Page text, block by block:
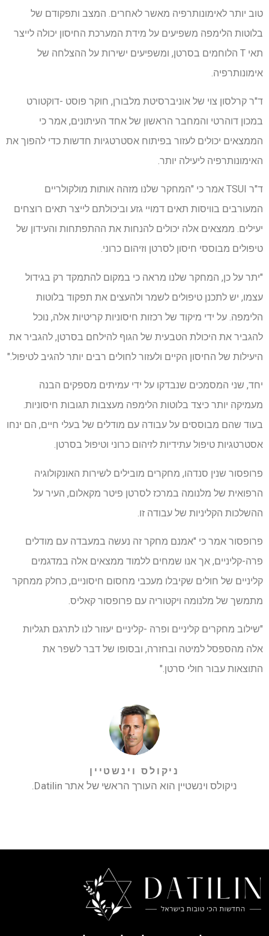
טוב יותר לאימונותרפיה מאשר לאחרים. המצב ותפקודם של
בלוטות הלימפה משפיעים על מידת המערכת החיסון יכולה לייצר
תאי T הלוחמים בסרטן, ומשפיעים ישירות על ההצלחה של
אימונותרפיה.
ד"ר קרלסון צוי של אוניברסיטת מלבורן, חוקר פוסט -דוקטורט
במכון דוהרטי והמחבר הראשון של אחד העיתונים, אמר כי
הממצאים יכולים לעזור בפיתוח אסטרטגיות חדשות כדי להפוך את
האימונותרפיה ליעילה יותר.
ד"ר TSUI אמר כי "המחקר שלנו מזהה אותות מולקולריים
המעורבים בוויסות תאים דמויי גזע וביכולתם לייצר תאים רוצחים
יעילים. ממצאים אלה יכולים להנחות את ההתפתחות והעידון של
טיפולים מבוססי חיסון לסרטן וזיהום כרוני.
"יתר על כן, המחקר שלנו מראה כי במקום להתמקד רק בגידול
עצמו, יש לתכנן טיפולים לשמר ולהעצים את תפקוד בלוטות
הלימפה. על ידי מיקוד של רכזות חיסוניות קריטיות אלה, נוכל
להגביר את היכולת הטבעית של הגוף להילחם בסרטן, להגביר את
היעילות של החיסון הקיים ולעזור לחולים רבים יותר להגיב לטיפול."
יחד, שני המסמכים שנבדקו על ידי עמיתים מספקים הבנה
מעמיקה יותר כיצד בלוטות הלימפה מעצבות תגובות חיסוניות.
בעוד שהם מבוססים על עבודה עם מודלים של בעלי חיים, הם ינחו
אסטרטגיות טיפול עתידיות לזיהום כרוני וטיפול בסרטן.
פרופסור שנין סנדהו, מחקרים מובילים לשירות האונקולוגיה
הרפואית של מלנומה במרכז לסרטן פיטר מקאלום, העיר על
ההשלכות הקליניות של עבודה זו.
פרופסור אמר כי "אמנם מחקר זה נעשה במעבדה עם מודלים
פרה-קליניים, אך אנו שמחים ללמוד ממצאים אלה במדגמים
קליניים של חולים שקיבלו מעכבי מחסום חיסוניים, כחלק ממחקר
מתמשך של מלנומה ויקטוריה עם פרופסור קאליס.
"שילוב מחקרים קליניים ופרה -קליניים יעזור לנו לתרגם תגליות
אלה מהספסל למיטה ובחזרה, ובסופו של דבר לשפר את
התוצאות עבור חולי סרטן."
ניקולס וינשטיין
ניקולס וינשטיין הוא העורך הראשי של אתר Datilin.